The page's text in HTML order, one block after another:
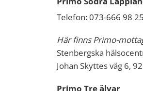
Telefon: 073-666 98
Här finns Primo-
Stenbergska
Johan Skyttes väg 6,
Primo Tre älvar